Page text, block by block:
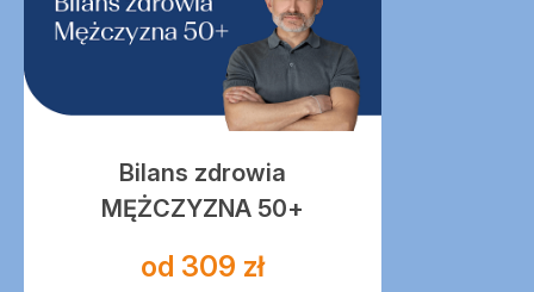
Bilans zdrowia
MĘŻCZYZNA 50+
od 309 zł